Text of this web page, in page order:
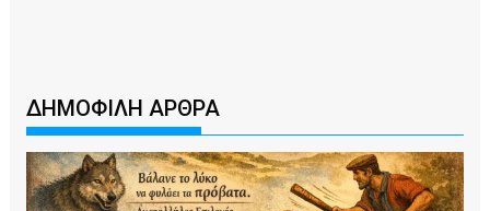
ΔΗΜΟΦΙΛΗ ΑΡΘΡΑ